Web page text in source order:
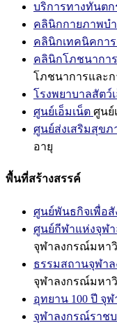
บริการทางทันตก
คลินิกกายภาพบ
คลินิกเทคนิคกา
คลินิกโภชนากา
โภชนาการและ
โรงพยาบาลสัตว์
ศูนย์เอ็มเน็ต ศูนย์
ศูนย์ส่งเสริมสุขภ
อายุ
พื้นที่สร้างสรรค์
ศูนย์พันธกิจเพื่อสั
ศูนย์กีฬาแห่งจุฬ
จุฬาลงกรณ์มหา
ธรรมสถานจุฬา
จุฬาลงกรณ์มหา
อุทยาน 100 ปี จุฬ
จุฬาลงกรณ์ราช